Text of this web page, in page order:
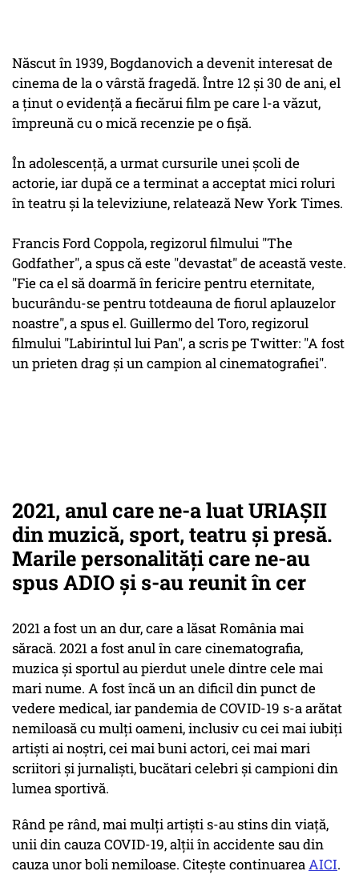
Născut în 1939, Bogdanovich a devenit interesat de
cinema de la o vârstă fragedă. Între 12 și 30 de ani, el
a ținut o evidență a fiecărui film pe care l-a văzut,
împreună cu o mică recenzie pe o fișă.
În adolescență, a urmat cursurile unei școli de
actorie, iar după ce a terminat a acceptat mici roluri
în teatru și la televiziune, relatează New York Times.
Francis Ford Coppola, regizorul filmului "The
Godfather", a spus că este "devastat" de această veste.
"Fie ca el să doarmă în fericire pentru eternitate,
bucurându-se pentru totdeauna de fiorul aplauzelor
noastre", a spus el. Guillermo del Toro, regizorul
filmului "Labirintul lui Pan", a scris pe Twitter: "A fost
un prieten drag și un campion al cinematografiei".
2021, anul care ne-a luat URIAȘII
din muzică, sport, teatru și presă.
Marile personalități care ne-au
spus ADIO și s-au reunit în cer
2021 a fost un an dur, care a lăsat România mai
săracă. 2021 a fost anul în care cinematografia,
muzica și sportul au pierdut unele dintre cele mai
mari nume. A fost încă un an dificil din punct de
vedere medical, iar pandemia de COVID-19 s-a arătat
nemiloasă cu mulți oameni, inclusiv cu cei mai iubiți
artiști ai noștri, cei mai buni actori, cei mai mari
scriitori și jurnaliști, bucătari celebri și campioni din
lumea sportivă.
Rând pe rând, mai mulți artiști s-au stins din viață,
unii din cauza COVID-19, alții în accidente sau din
cauza unor boli nemiloase. Citește continuareaAICI.